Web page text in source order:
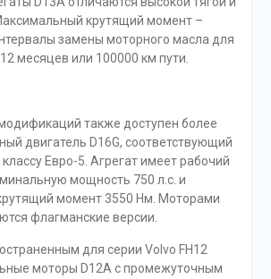
крутящий момент –
замены моторного масла для
месяцев или 100000 км пути.
также доступен более
двигатель D16G, соответствующий
Евро-5. Агрегат имеет рабочий
мощность 750 л.с. и
момент 3550 Нм. Моторами
флагманские версии.
для серии Volvo FH12
моторы D12A с промежуточным